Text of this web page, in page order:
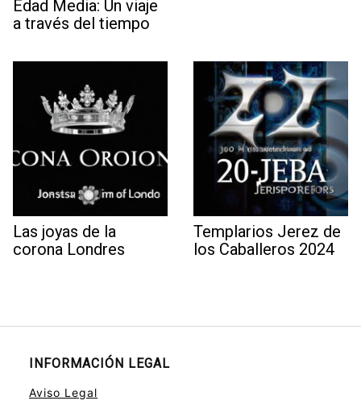
Edad Media: Un viaje
a través del tiempo
Las joyas de la
corona Londres
Templarios Jerez de
los Caballeros 2024
INFORMACIÓN LEGAL
Aviso Legal